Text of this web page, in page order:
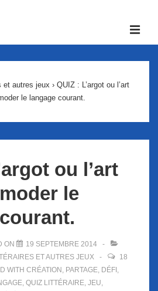
et autres jeux › QUIZ : L’argot ou l’art
le langage courant.
ou l’art
le
ON
19 SEPTEMBRE 2014
ET AUTRES JEUX
18
WITH CRÉATION , PARTAGE, DÉFI ,
, QUIZ LITTÉRAIRE, JEU,